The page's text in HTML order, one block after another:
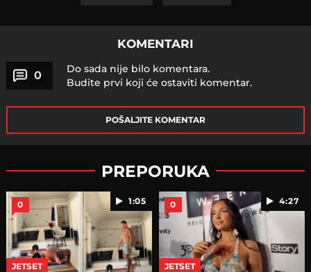
KOMENTARI
0
Do sada nije bilo komentara.
Budite prvi koji će ostaviti komentar.
POŠALJITE KOMENTAR
PREPORUKA
1:05
0
JETSET
4:27
0
JETSET